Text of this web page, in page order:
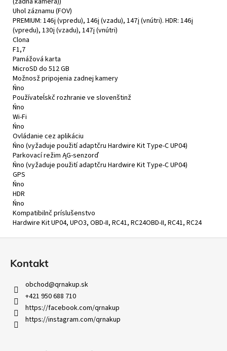
Uhol záznamu (FOV)
PREMIUM: 146į (vpredu), 146į (vzadu), 147į (vnútri). HDR: 146į
(vpredu), 130į (vzadu), 147į (vnútri)
Clona
F1,7
Pamážová karta
MicroSD do 512 GB
Možnosž pripojenia zadnej kamery
Ńno
Používateĺskč rozhranie ve slovenštinž
Ńno
Wi-Fi
Ńno
Ovládanie cez aplikáciu
Ńno (vyžaduje použití adaptčru Hardwire Kit Type-C UP04)
Parkovací režim ĄG-senzorď
Ńno (vyžaduje použití adaptčru Hardwire Kit Type-C UP04)
GPS
Ńno
HDR
Ńno
Kompatibilnč príslušenstvo
Hardwire Kit UP04, UPO3, OBD-II, RC41, RC24OBD-II, RC41, RC24
Kontakt
obchod@qrnakup.sk
+421 950 688 710
https://facebook.com/qrnakup
https://instagram.com/qrnakup